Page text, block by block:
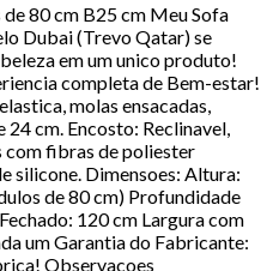
80 cm B25 cm Meu Sofa
Dubai (Trevo Qatar) se
em um unico produto!
completa de Bem-estar!
molas ensacadas,
cm. Encosto: Reclinavel,
com fibras de poliester
silicone. Dimensoes: Altura:
de 80 cm) Profundidade
120 cm Largura com
um Garantia do Fabricante:
Observacoes